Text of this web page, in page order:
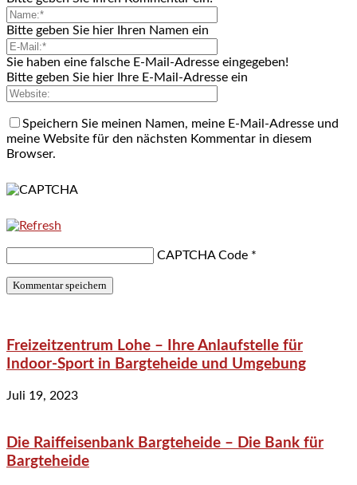
Bitte geben Sie hier Ihren Namen ein
Sie haben eine falsche E-Mail-Adresse eingegeben!
Bitte geben Sie hier Ihre E-Mail-Adresse ein
Speichern Sie meinen Namen, meine E-Mail-Adresse und
meine Website für den nächsten Kommentar in diesem
Browser.
CAPTCHA Code *
Freizeitzentrum Lohe – Ihre Anlaufstelle für
Indoor-Sport in Bargteheide und Umgebung
Juli 19, 2023
Die Raiffeisenbank Bargteheide – Die Bank für
Bargteheide